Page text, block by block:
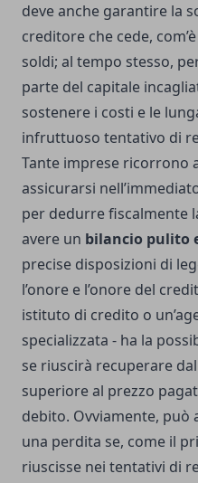
deve anche garantire la
creditore che cede,
soldi; al tempo stesso,
parte del capitale
sostenere i costi e le
infruttuoso tentativo di
Tante imprese ricorrono
assicurarsi
per dedurre fiscalmente
avere un bilancio pulito
precise disposizioni di
l’onore e l’onore del
istituto di credito o
specializzata - ha la
se riuscirà recuperare
superiore al prezzo
debito. Ovviamente, può
una perdita se, come il
riuscisse nei tentativi di